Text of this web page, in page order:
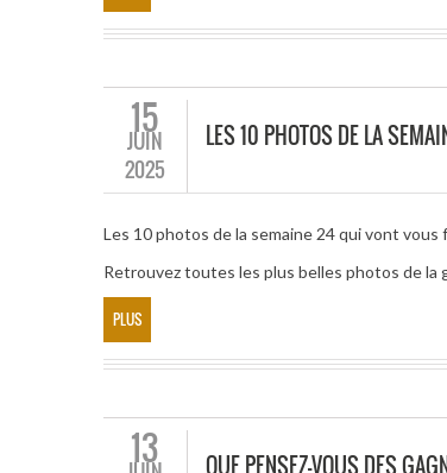
15
JUIN
2025
LES 10 PHOTOS DE LA
Les 10 photos de la semaine 24 qui vont vous
Retrouvez toutes les plus belles photos de
PLUS
13 QUE PENSEZ-VOUS DES